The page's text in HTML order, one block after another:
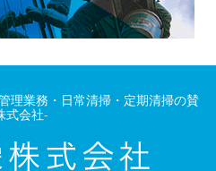
理業務・日常清掃・定期清掃の賛
式会社-